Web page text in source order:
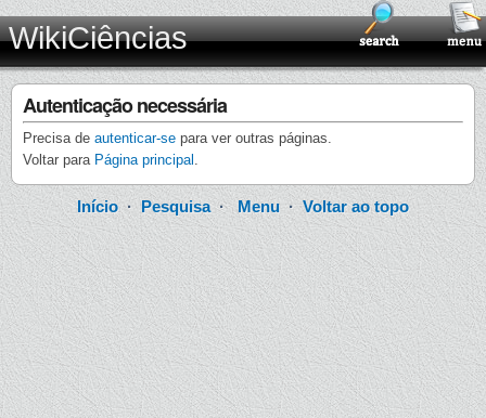
WikiCiências
Autenticação necessária
Precisa de autenticar-se para ver outras páginas.
Voltar para Página principal .
Início · Pesquisa·Menu ·Voltar ao topo